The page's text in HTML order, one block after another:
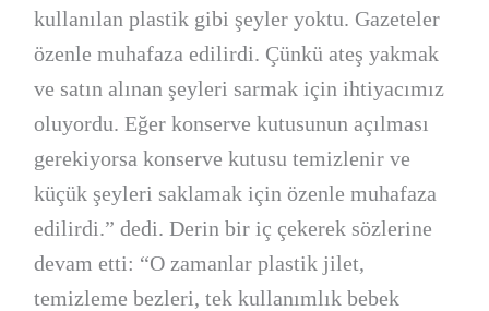
kullanılan plastik gibi şeyler yoktu. Gazeteler
özenle muhafaza edilirdi. Çünkü ateş yakmak
ve satın alınan şeyleri sarmak için ihtiyacımız
oluyordu. Eğer konserve kutusunun açılması
gerekiyorsa konserve kutusu temizlenir ve
küçük şeyleri saklamak için özenle muhafaza
edilirdi.” dedi. Derin bir iç çekerek sözlerine
devam etti: “O zamanlar plastik jilet,
temizleme bezleri, tek kullanımlık bebek